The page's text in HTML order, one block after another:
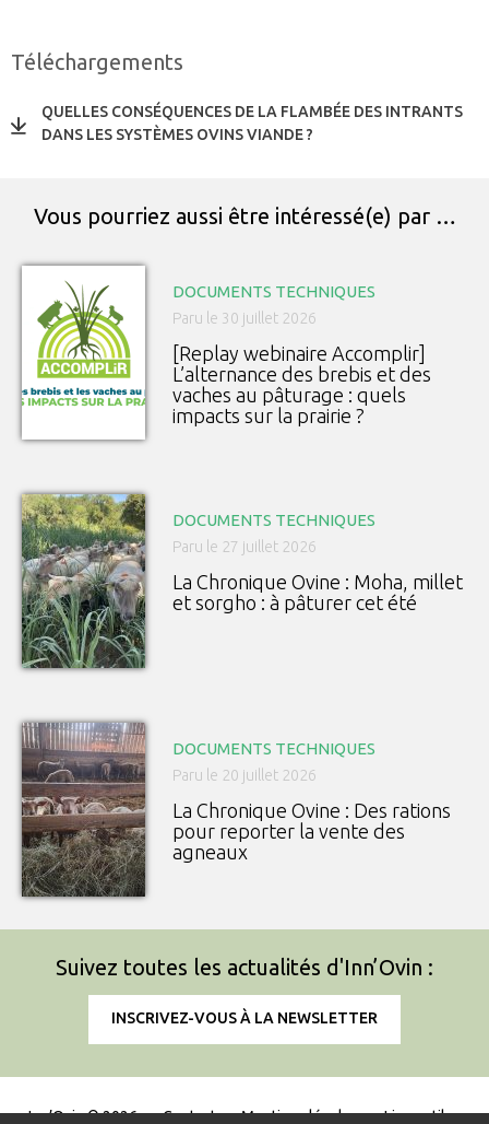
Téléchargements
QUELLES CONSÉQUENCES DE LA FLAMBÉE DES INTRANTS
DANS LES SYSTÈMES OVINS VIANDE ?
Vous pourriez aussi être intéressé(e) par …
DOCUMENTS TECHNIQUES
Paru le 30 juillet 2026
[Replay webinaire Accomplir]
L’alternance des brebis et des
vaches au pâturage : quels
impacts sur la prairie ?
DOCUMENTS TECHNIQUES
Paru le 27 juillet 2026
La Chronique Ovine : Moha, millet
et sorgho : à pâturer cet été
DOCUMENTS TECHNIQUES
Paru le 20 juillet 2026
La Chronique Ovine : Des rations
pour reporter la vente des
agneaux
Suivez toutes les actualités d'Inn’Ovin :
INSCRIVEZ-VOUS À LA NEWSLETTER
Inn’Ovin © 2026 Contact Mentions légales Liens utiles